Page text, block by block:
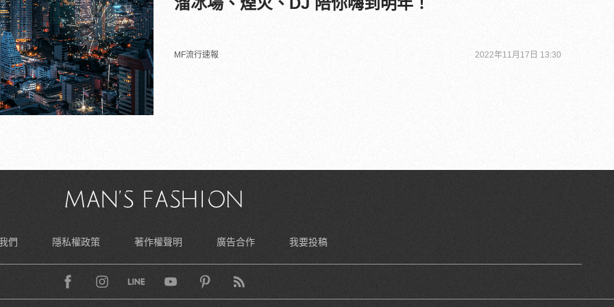
MF流行速報 2022年11月17日 13:30
們 隱私權政策 著作權聲明 廣告合作 我要投稿